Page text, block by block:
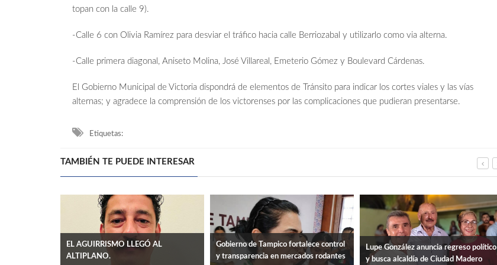
topan con la calle 9).
-Calle 6 con Olivia Ramírez para desviar el tráfico hacia calle Berriozabal y utilizarlo como via alterna.
-Calle primera diagonal, Aniseto Molina, José Villareal, Emeterio Gómez y Boulevard Cárdenas.
El Gobierno Municipal de Victoria dispondrá de elementos de Tránsito para indicar los cortes viales y las vías
alternas; y agradece la comprensión de los victorenses por las complicaciones que pudieran presentarse.
Etiquetas:
TAMBIÉN TE PUEDE INTERESAR
EL AGUIRRISMO LLEGÓ AL
ALTIPLANO.
Gobierno de Tampico fortalece control
y transparencia en mercados rodantes
Lupe González anuncia regreso político
y busca alcaldía de Ciudad Madero